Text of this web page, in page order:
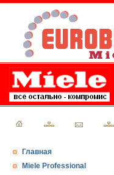
Главная
Miele Professional